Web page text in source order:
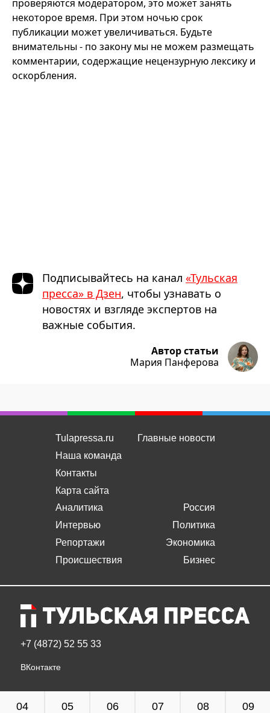
проверяются модератором, это может занять
некоторое время. При этом ночью срок
публикации может увеличиваться. Будьте
внимательны - по закону мы не можем размещать
комментарии, содержащие нецензурную лексику и
оскорбления.
Подписывайтесь на канал «Тульская
пресса» в Дзен, чтобы узнавать о
новостях и взгляде экспертов на
важные события.
Автор статьи
Мария Панферова
Tulapressa.ru
Наша команда
Контакты
Карта сайта
Главные новости
Аналитика
Интервью
Репортажи
Происшествия
Россия
Политика
Экономика
Бизнес
+7 (4872) 52 55 33
ВКонтакте
04 05 06 07 08 09